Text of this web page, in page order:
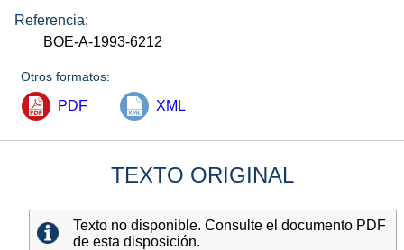
Referencia:
BOE-A-1993-6212
Otros formatos:
PDF XML
TEXTO ORIGINAL
Texto no disponible. Consulte el documento PDF
de esta disposición.